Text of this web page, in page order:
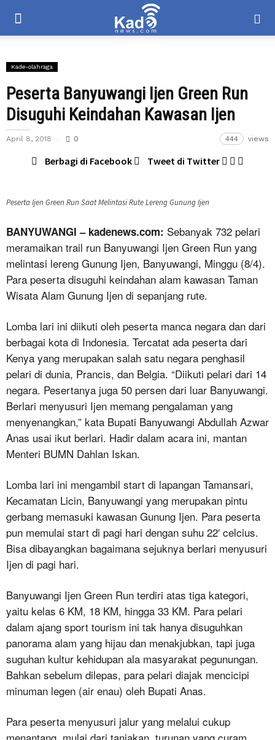
Kade-olahraga
Peserta Banyuwangi Ijen Green Run
Disuguhi Keindahan Kawasan Ijen
April 8, 2018 0 444 views
Berbagi di Facebook Tweet di Twitter
Peserta Ijen Green Run Saat Melintasi Rute Lereng Gunung Ijen
BANYUWANGI – kadenews.com: Sebanyak 732 pelari
meramaikan trail run Banyuwangi Ijen Green Run yang
melintasi lereng Gunung Ijen, Banyuwangi, Minggu (8/4).
Para peserta disuguhi keindahan alam kawasan Taman
Wisata Alam Gunung Ijen di sepanjang rute.
Lomba lari ini diikuti oleh peserta manca negara dan dari
berbagai kota di Indonesia. Tercatat ada peserta dari
Kenya yang merupakan salah satu negara penghasil
pelari di dunia, Prancis, dan Belgia. “Diikuti pelari dari 14
negara. Pesertanya juga 50 persen dari luar Banyuwangi.
Berlari menyusuri Ijen memang pengalaman yang
menyenangkan,” kata Bupati Banyuwangi Abdullah Azwar
Anas usai ikut berlari. Hadir dalam acara ini, mantan
Menteri BUMN Dahlan Iskan.
Lomba lari ini mengambil start di lapangan Tamansari,
Kecamatan Licin, Banyuwangi yang merupakan pintu
gerbang memasuki kawasan Gunung Ijen. Para peserta
pun memulai start di pagi hari dengan suhu 22′ celcius.
Bisa dibayangkan bagaimana sejuknya berlari menyusuri
Ijen di pagi hari.
Banyuwangi Ijen Green Run terdiri atas tiga kategori,
yaitu kelas 6 KM, 18 KM, hingga 33 KM. Para pelari
dalam ajang sport tourism ini tak hanya disuguhkan
panorama alam yang hijau dan menakjubkan, tapi juga
suguhan kultur kehidupan ala masyarakat pegunungan.
Bahkan sebelum dilepas, para pelari diajak mencicipi
minuman legen (air enau) oleh Bupati Anas.
Para peserta menyusuri jalur yang melalui cukup